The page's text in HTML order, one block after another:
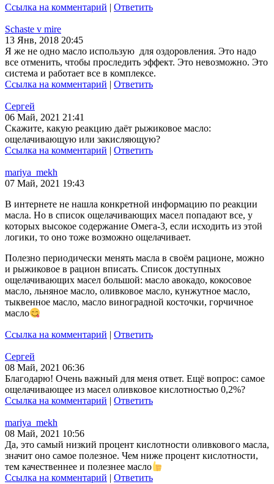
Ссылка на комментарий | Ответить
Schaste v mire
13 Янв, 2018 20:45
Я же не одно масло использую для оздоровления. Это надо
все отменить, чтобы проследить эффект. Это невозможно. Это
система и работает все в комплексе.
Ссылка на комментарий | Ответить
Сергей
06 Май, 2021 21:41
Скажите, какую реакцию даёт рыжиковое масло:
ощелачивающую или закисляющую?
Ссылка на комментарий | Ответить
mariya_mekh
07 Май, 2021 19:43
В интернете не нашла конкретной информацию по реакции
масла. Но в список ощелачивающих масел попадают все, у
которых высокое содержание Омега-3, если исходить из этой
логики, то оно тоже возможно ощелачивает.
Полезно периодически менять масла в своём рационе, можно
и рыжиковое в рацион вписать. Список доступных
ощелачивающих масел большой: масло авокадо, кокосовое
масло, льняное масло, оливковое масло, кунжутное масло,
тыквенное масло, масло виноградной косточки, горчичное
масло
Ссылка на комментарий | Ответить
Сергей
08 Май, 2021 06:36
Благодарю! Очень важный для меня ответ. Ещё вопрос: самое
ощелачивающее из масел оливковое кислотностью 0,2%?
Ссылка на комментарий | Ответить
mariya_mekh
08 Май, 2021 10:56
Да, это самый низкий процент кислотности оливкового масла,
значит оно самое полезное. Чем ниже процент кислотности,
тем качественнее и полезнее масло
Ссылка на комментарий | Ответить